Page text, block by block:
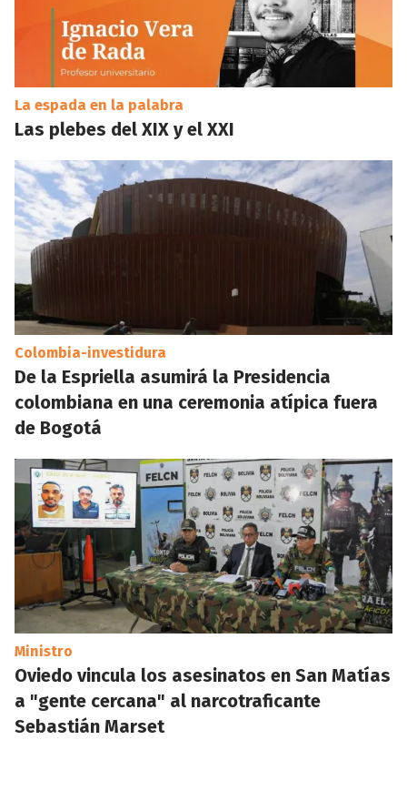
La espada en la palabra
Las plebes del XIX y el XXI
Colombia-investidura
De la Espriella asumirá la Presidencia
colombiana en una ceremonia atípica fuera
de Bogotá
Ministro
Oviedo vincula los asesinatos en San Matías
a "gente cercana" al narcotraficante
Sebastián Marset